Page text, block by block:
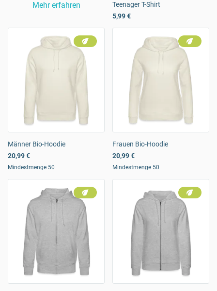
Mehr erfahren
Teenager T-Shirt
5,99 €
Männer Bio-Hoodie
20,99 €
Mindestmenge 50
Frauen Bio-Hoodie
20,99 €
Mindestmenge 50